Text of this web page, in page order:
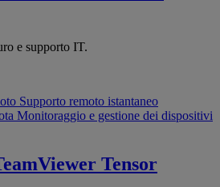
e supporto IT.
Supporto remoto istantaneo
Monitoraggio e gestione dei dispositivi
Tensor